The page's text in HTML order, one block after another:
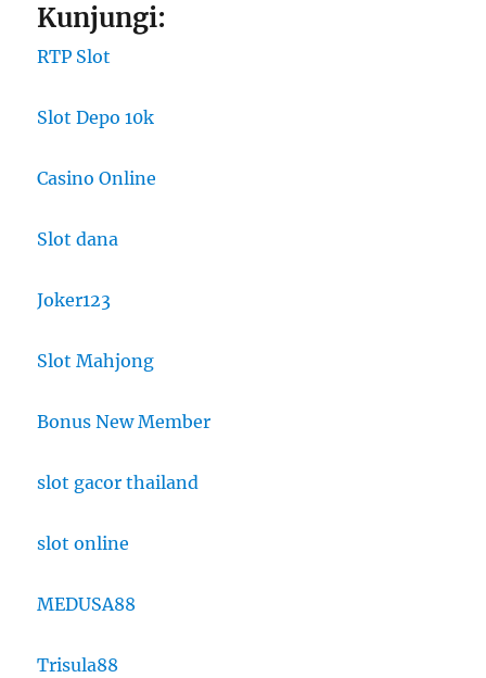
Kunjungi:
RTP Slot
Slot Depo 10k
Casino Online
Slot dana
Joker123
Slot Mahjong
Bonus New Member
slot gacor thailand
slot online
MEDUSA88
Trisula88